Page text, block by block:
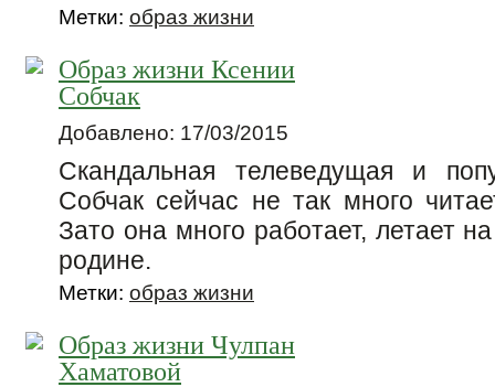
Метки: образ жизни
Образ жизни Ксении
Собчак
Добавлено: 17/03/2015
Скандальная телеведущая и
Собчак сейчас не так много
Зато она много работает, летает
родине.
Метки: образ жизни
Образ жизни Чулпан
Хаматовой